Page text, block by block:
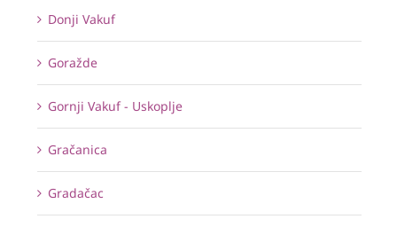
Donji Vakuf
Goražde
Gornji Vakuf - Uskoplje
Gračanica
Gradačac